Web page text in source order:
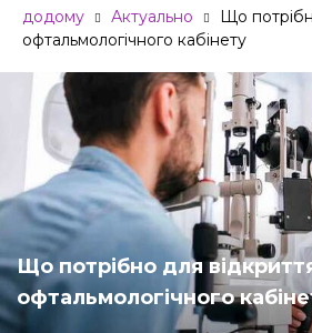
додому Актуально
Що
офтальмологічного кабінету
Що потрібно для
офтальмологічного